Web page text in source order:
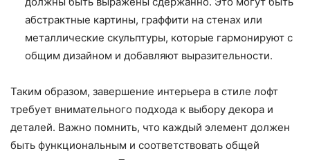
абстрактные картины, граффити на стенах или
металлические скульптуры, которые гармонируют с
общим дизайном и добавляют выразительности.
Таким образом, завершение интерьера в стиле лофт
требует внимательного подхода к выбору декора и
деталей. Важно помнить, что каждый элемент должен
быть функциональным и соответствовать общей